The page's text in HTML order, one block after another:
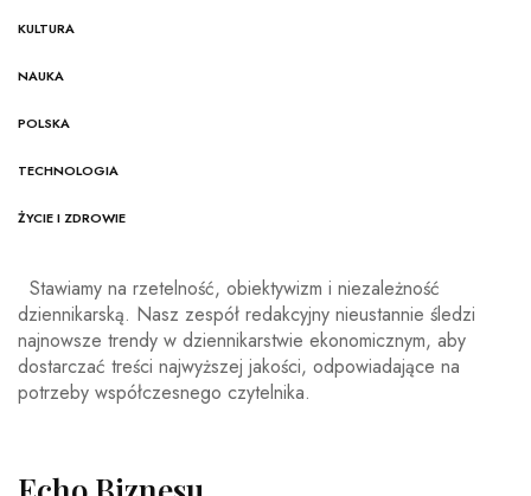
KULTURA
NAUKA
POLSKA
TECHNOLOGIA
ŻYCIE I ZDROWIE
Stawiamy na rzetelność, obiektywizm i niezależność
dziennikarską. Nasz zespół redakcyjny nieustannie śledzi
najnowsze trendy w dziennikarstwie ekonomicznym, aby
dostarczać treści najwyższej jakości, odpowiadające na
potrzeby współczesnego czytelnika.